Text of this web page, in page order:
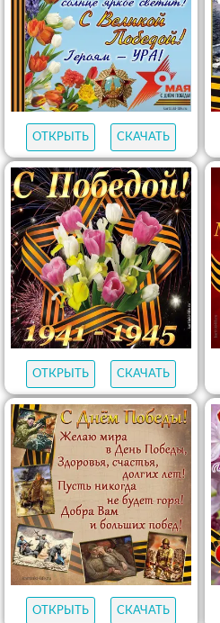
ОТКРЫТЬ СКАЧАТЬ
ОТКРЫТЬ СКАЧАТЬ
ОТКРЫТЬ СКАЧАТЬ